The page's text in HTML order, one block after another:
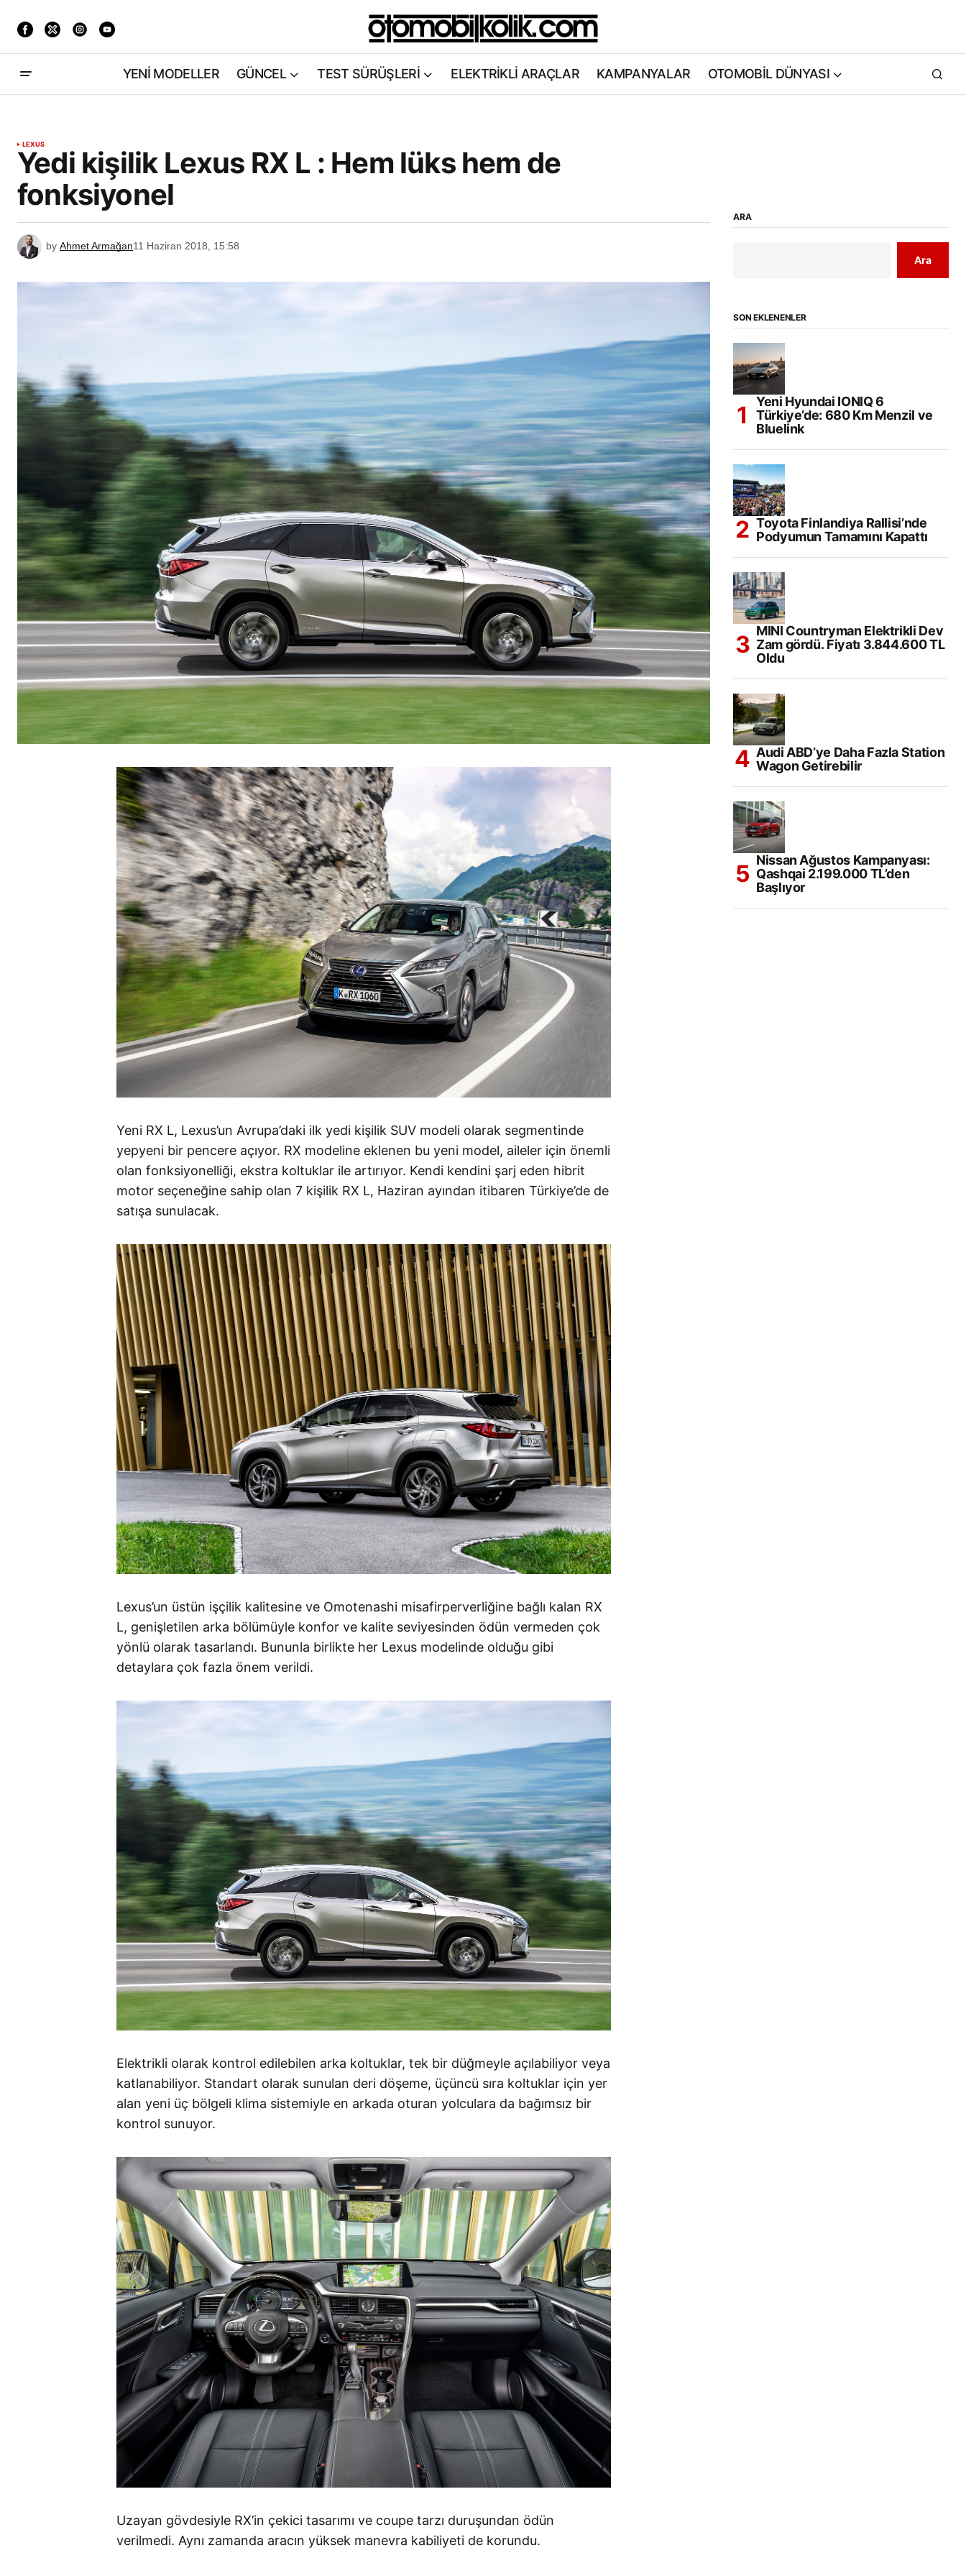
YENİ MODELLER GÜNCEL TEST SÜRÜŞLERİ ELEKTRİKLİ ARAÇLAR KAMPANYALAR OTOMOBİL DÜNYASI
LEXUS
Yedi kişilik Lexus RX L : Hem lüks hem de
fonksiyonel
by Ahmet Armağan11 Haziran 2018, 15:58
Yeni RX L, Lexus’un Avrupa’daki ilk yedi kişilik SUV modeli olarak segmentinde
yepyeni bir pencere açıyor. RX modeline eklenen bu yeni model, aileler için önemli
olan fonksiyonelliği, ekstra koltuklar ile artırıyor. Kendi kendini şarj eden hibrit
motor seçeneğine sahip olan 7 kişilik RX L, Haziran ayından itibaren Türkiye’de de
satışa sunulacak.
Lexus’un üstün işçilik kalitesine ve Omotenashi misafirperverliğine bağlı kalan RX
L, genişletilen arka bölümüyle konfor ve kalite seviyesinden ödün vermeden çok
yönlü olarak tasarlandı. Bununla birlikte her Lexus modelinde olduğu gibi
detaylara çok fazla önem verildi.
Elektrikli olarak kontrol edilebilen arka koltuklar, tek bir düğmeyle açılabiliyor veya
katlanabiliyor. Standart olarak sunulan deri döşeme, üçüncü sıra koltuklar için yer
alan yeni üç bölgeli klima sistemiyle en arkada oturan yolculara da bağımsız bir
kontrol sunuyor.
Uzayan gövdesiyle RX’in çekici tasarımı ve coupe tarzı duruşundan ödün
verilmedi. Aynı zamanda aracın yüksek manevra kabiliyeti de korundu.
ARA
Ara
SON EKLENENLER
Yeni Hyundai IONIQ 6
Türkiye’de: 680 Km Menzil ve
Bluelink
Toyota Finlandiya Rallisi’nde
Podyumun Tamamını Kapattı
MINI Countryman Elektrikli Dev
Zam gördü. Fiyatı 3.844.600 TL
Oldu
Audi ABD’ye Daha Fazla Station
Wagon Getirebilir
Nissan Ağustos Kampanyası:
Qashqai 2.199.000 TL’den
Başlıyor